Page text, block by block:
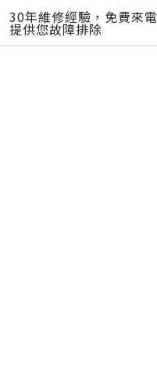
30年維修經驗，免費來電
提供您故障排除